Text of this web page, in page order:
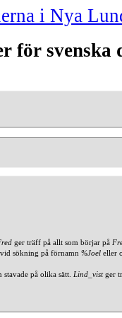
i Nya
för svenska
ger träff på allt som börjar på
sökning på förnamn %Joel eller
på olika sätt. Lind_vistger